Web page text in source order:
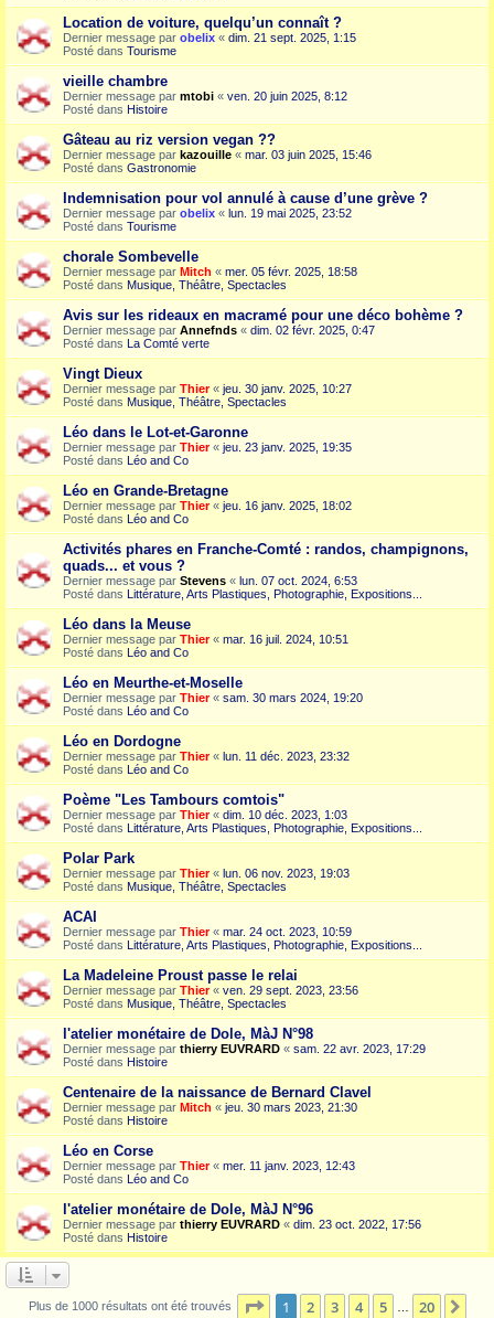
Location de voiture, quelqu’un connaît ?
Dernier message par obelix « dim. 21 sept. 2025, 1:15
Posté dans Tourisme
vieille chambre
Dernier message par mtobi « ven. 20 juin 2025, 8:12
Posté dans Histoire
Gâteau au riz version vegan ??
Dernier message par kazouille « mar. 03 juin 2025, 15:46
Posté dans Gastronomie
Indemnisation pour vol annulé à cause d’une grève ?
Dernier message par obelix « lun. 19 mai 2025, 23:52
Posté dans Tourisme
chorale Sombevelle
Dernier message par Mitch « mer. 05 févr. 2025, 18:58
Posté dans Musique, Théâtre, Spectacles
Avis sur les rideaux en macramé pour une déco bohème ?
Dernier message par Annefnds « dim. 02 févr. 2025, 0:47
Posté dans La Comté verte
Vingt Dieux
Dernier message par Thier« jeu. 30 janv. 2025, 10:27
Posté dans Musique, Théâtre, Spectacles
Léo dans le Lot-et-Garonne
Dernier message par Thier« jeu. 23 janv. 2025, 19:35
Posté dans Léo and Co
Léo en Grande-Bretagne
Dernier message par Thier« jeu. 16 janv. 2025, 18:02
Posté dans Léo and Co
Activités phares en Franche-Comté : randos, champignons,
quads... et vous ?
Dernier message par Stevens « lun. 07 oct. 2024, 6:53
Posté dans Littérature, Arts Plastiques, Photographie, Expositions...
Léo dans la Meuse
Dernier message par Thier« mar. 16 juil. 2024, 10:51
Posté dans Léo and Co
Léo en Meurthe-et-Moselle
Dernier message par Thier« sam. 30 mars 2024, 19:20
Posté dans Léo and Co
Léo en Dordogne
Dernier message par Thier« lun. 11 déc. 2023, 23:32
Posté dans Léo and Co
Poème "Les Tambours comtois"
Dernier message par Thier« dim. 10 déc. 2023, 1:03
Posté dans Littérature, Arts Plastiques, Photographie, Expositions...
Polar Park
Dernier message par Thier« lun. 06 nov. 2023, 19:03
Posté dans Musique, Théâtre, Spectacles
ACAI
Dernier message par Thier« mar. 24 oct. 2023, 10:59
Posté dans Littérature, Arts Plastiques, Photographie, Expositions...
La Madeleine Proust passe le relai
Dernier message par Thier« ven. 29 sept. 2023, 23:56
Posté dans Musique, Théâtre, Spectacles
l'atelier monétaire de Dole, MàJ N°98
Dernier message par thierry EUVRARD « sam. 22 avr. 2023, 17:29
Posté dans Histoire
Centenaire de la naissance de Bernard Clavel
Dernier message par Mitch « jeu. 30 mars 2023, 21:30
Posté dans Histoire
Léo en Corse
Dernier message par Thier« mer. 11 janv. 2023, 12:43
Posté dans Léo and Co
l'atelier monétaire de Dole, MàJ N°96
Dernier message par thierry EUVRARD « dim. 23 oct. 2022, 17:56
Posté dans Histoire
Plus de 1000 résultats ont été trouvés Page 1sur20
1 2 3 4 5 20